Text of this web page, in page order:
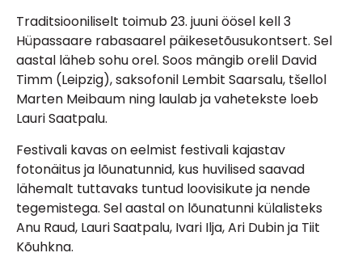
Traditsiooniliselt toimub 23. juuni öösel kell 3
Hüpassaare rabasaarel päikesetõusukontsert. Sel
aastal läheb sohu orel. Soos mängib orelil David
Timm (Leipzig), saksofonil Lembit Saarsalu, tšellol
Marten Meibaum ning laulab ja vahetekste loeb
Lauri Saatpalu.
Festivali kavas on eelmist festivali kajastav
fotonäitus ja lõunatunnid, kus huvilised saavad
lähemalt tuttavaks tuntud loovisikute ja nende
tegemistega. Sel aastal on lõunatunni külalisteks
Anu Raud, Lauri Saatpalu, Ivari Ilja, Ari Dubin ja Tiit
Kõuhkna.